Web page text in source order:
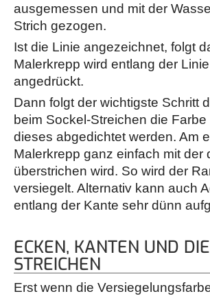
ausgemessen und mit der
Strich gezogen.
Ist die Linie angezeichnet, folgt
Malerkrepp wird entlang der
angedrückt.
Dann folgt der wichtigste Schritt
beim Sockel-Streichen die
dieses abgedichtet werden. Am
Malerkrepp ganz einfach mit der
überstrichen wird. So wird der
versiegelt. Alternativ kann auch
entlang der Kante sehr dünn
ECKEN, KANTEN UND
STREICHEN
Erst wenn die